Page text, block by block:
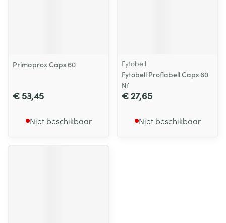
Primaprox Caps 60
€ 53,45
Niet beschikbaar
Fytobell
Fytobell Proflabell Caps 60
Nf
€ 27,65
Niet beschikbaar